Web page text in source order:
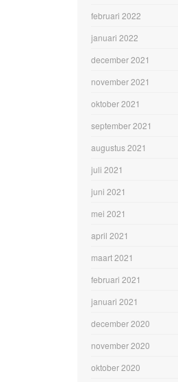
februari 2022
januari 2022
december 2021
november 2021
oktober 2021
september 2021
augustus 2021
juli 2021
juni 2021
mei 2021
april 2021
maart 2021
februari 2021
januari 2021
december 2020
november 2020
oktober 2020